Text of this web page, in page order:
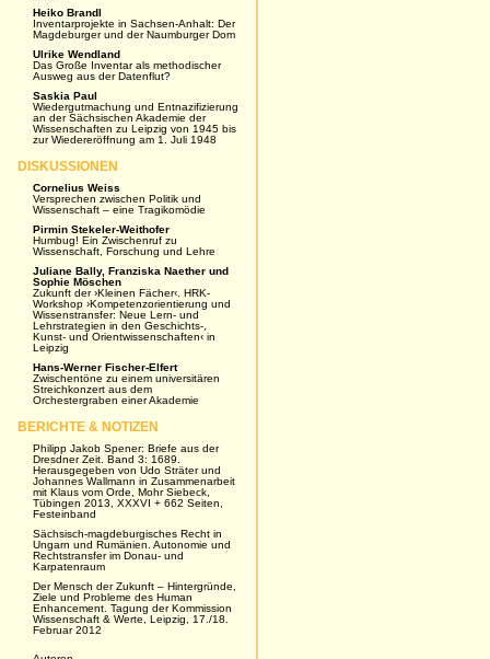
Heiko Brandl
Inventarprojekte in Sachsen-Anhalt: Der
Magdeburger und der Naumburger Dom
Ulrike Wendland
Das Große Inventar als methodischer
Ausweg aus der Datenflut?
Saskia Paul
Wiedergutmachung und Entnazifizierung
an der Sächsischen Akademie der
Wissenschaften zu Leipzig von 1945 bis
zur Wiedereröffnung am 1. Juli 1948
DISKUSSIONEN
Cornelius Weiss
Versprechen zwischen Politik und
Wissenschaft – eine Tragikomödie
Pirmin Stekeler-Weithofer
Humbug! Ein Zwischenruf zu
Wissenschaft, Forschung und Lehre
Juliane Bally, Franziska Naether und
Sophie Möschen
Zukunft der ›Kleinen Fächer‹. HRK-
Workshop ›Kompetenzorientierung und
Wissenstransfer: Neue Lern- und
Lehrstrategien in den Geschichts-,
Kunst- und Orientwissenschaften‹ in
Leipzig
Hans-Werner Fischer-Elfert
Zwischentöne zu einem universitären
Streichkonzert aus dem
Orchestergraben einer Akademie
BERICHTE & NOTIZEN
Philipp Jakob Spener: Briefe aus der
Dresdner Zeit. Band 3: 1689.
Herausgegeben von Udo Sträter und
Johannes Wallmann in Zusammenarbeit
mit Klaus vom Orde, Mohr Siebeck,
Tübingen 2013, XXXVI + 662 Seiten,
Festeinband
Sächsisch-magdeburgisches Recht in
Ungarn und Rumänien. Autonomie und
Rechtstransfer im Donau- und
Karpatenraum
Der Mensch der Zukunft – Hintergründe,
Ziele und Probleme des Human
Enhancement. Tagung der Kommission
Wissenschaft & Werte, Leipzig, 17./18.
Februar 2012